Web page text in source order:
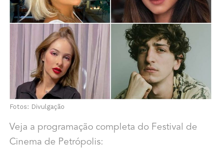
Fotos: Divulgação
Veja a programação completa do Festival de
Cinema de Petrópolis: